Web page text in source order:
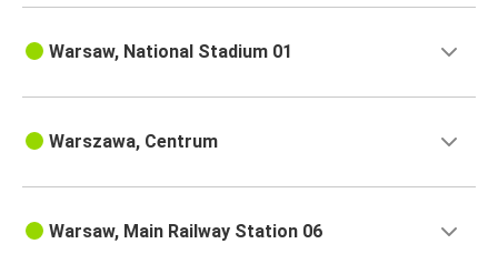
Warsaw, National Stadium 01
Warszawa, Centrum
Warsaw, Main Railway Station 06